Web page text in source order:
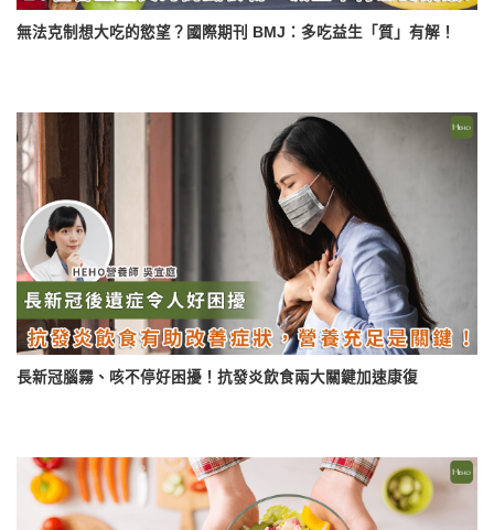
無法克制想大吃的慾望？國際期刊 BMJ：多吃益生「質」有解！
長新冠腦霧、咳不停好困擾！抗發炎飲食兩大關鍵加速康復